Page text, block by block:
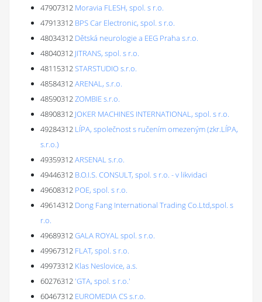
47907312 Moravia FLESH, spol. s r.o.
47913312 BPS Car Electronic, spol. s r.o.
48034312 Dětská neurologie a EEG Praha s.r.o.
48040312 JITRANS, spol. s r.o.
48115312STARSTUDIO s.r.o.
48584312ARENAL, s.r.o.
48590312ZOMBIE s.r.o.
48908312 JOKER MACHINES INTERNATIONAL, spol. s r.o.
49284312 LÍPA, společnost s ručením omezeným (zkr.LÍPA,
s.r.o.)
49359312ARSENAL s.r.o.
49446312 B.O.I.S. CONSULT, spol. s r.o. - v likvidaci
49608312 POE, spol. s r.o.
49614312 Dong Fang International Trading Co.Ltd,spol. s
r.o.
49689312GALA ROYAL spol. s r.o.
49967312 FLAT, spol. s r.o.
49973312 Klas Neslovice, a.s.
60276312'GTA, spol. s r.o.'
60467312 EUROMEDIA CS s.r.o.